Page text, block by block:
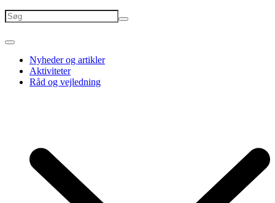
Nyheder og artikler
Aktiviteter
Råd og vejledning